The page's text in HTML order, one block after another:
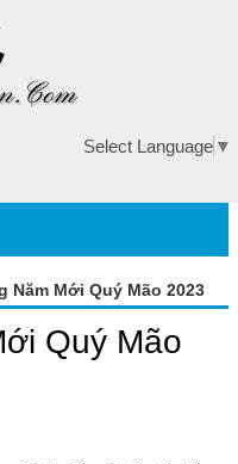
Select Language ▼
Năm Mới Quý Mão 2023
Quý Mão